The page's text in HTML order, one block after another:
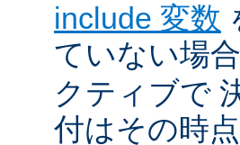
include 変数
ていない場
クティブで
付はその時